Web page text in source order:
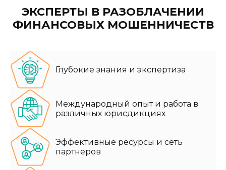
ЭКСПЕРТЫ В РАЗОБЛАЧЕНИИ
ФИНАНСОВЫХ МОШЕННИЧЕСТВ
Глубокие знания и экспертиза
Международный опыт и работа в
различных юрисдикциях
Эффективные ресурсы и сеть
партнеров